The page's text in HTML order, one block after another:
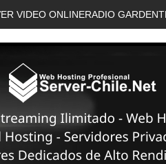
VIDEO ONLINERADIO GARDEN